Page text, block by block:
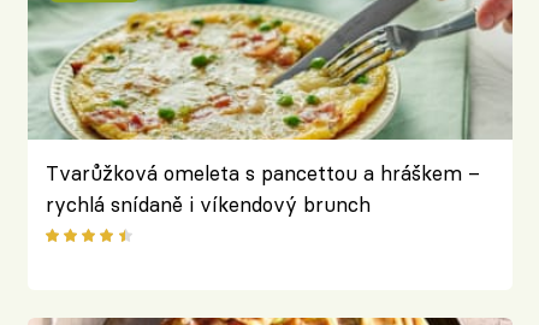
Tvarůžková omeleta s pancettou a hráškem –
rychlá snídaně i víkendový brunch